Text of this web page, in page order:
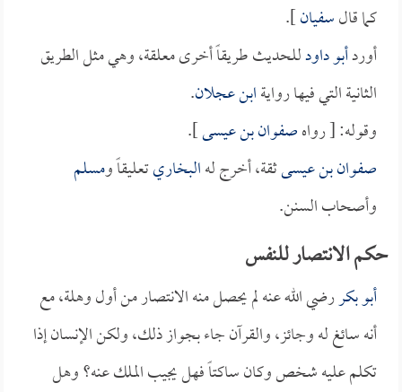
كما قالسفيان].
أوردأبو داودللحديث طريقاً أخرى معلقة، وهي مثل الطريق
الثانية التي فيها روايةابن عجلان.
وقوله: [ رواهصفوان بن عيسى].
صفوان بن عيسىثقة، أخرج لهالبخاريتعليقاً ومسلم
وأصحاب السنن.
حكم الانتصار للنفس
أبو بكررضي الله عنه لم يحصل منه الانتصار من أول وهلة، مع
أنه سائغ له وجائز، والقرآن جاء بجواز ذلك، ولكن الإنسان إذا
تكلم عليه شخص وكان ساكتاً فهل يجيب الملك عنه؟ وهل